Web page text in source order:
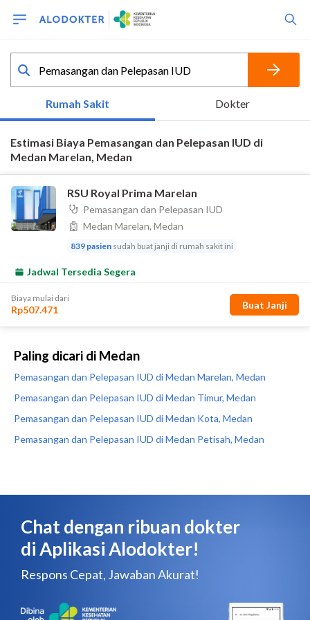
Paling dicari di Medan
Pemasangan dan Pelepasan IUD di Medan Marelan, Medan
Pemasangan dan Pelepasan IUD di Medan Timur, Medan
Pemasangan dan Pelepasan IUD di Medan Kota, Medan
Pemasangan dan Pelepasan IUD di Medan Petisah, Medan